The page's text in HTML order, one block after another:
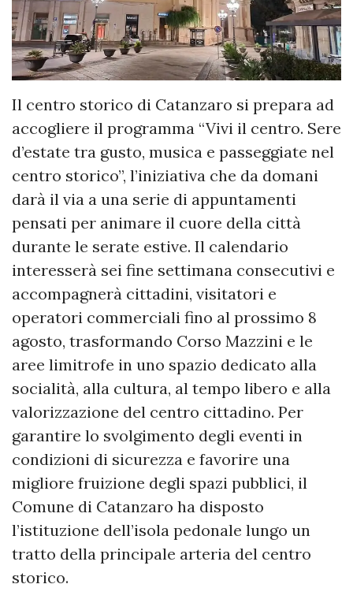
Il centro storico di Catanzaro si prepara ad
accogliere il programma “Vivi il centro. Sere
d’estate tra gusto, musica e passeggiate nel
centro storico”, l’iniziativa che da domani
darà il via a una serie di appuntamenti
pensati per animare il cuore della città
durante le serate estive. Il calendario
interesserà sei fine settimana consecutivi e
accompagnerà cittadini, visitatori e
operatori commerciali fino al prossimo 8
agosto, trasformando Corso Mazzini e le
aree limitrofe in uno spazio dedicato alla
socialità, alla cultura, al tempo libero e alla
valorizzazione del centro cittadino. Per
garantire lo svolgimento degli eventi in
condizioni di sicurezza e favorire una
migliore fruizione degli spazi pubblici, il
Comune di Catanzaro ha disposto
l’istituzione dell’isola pedonale lungo un
tratto della principale arteria del centro
storico.